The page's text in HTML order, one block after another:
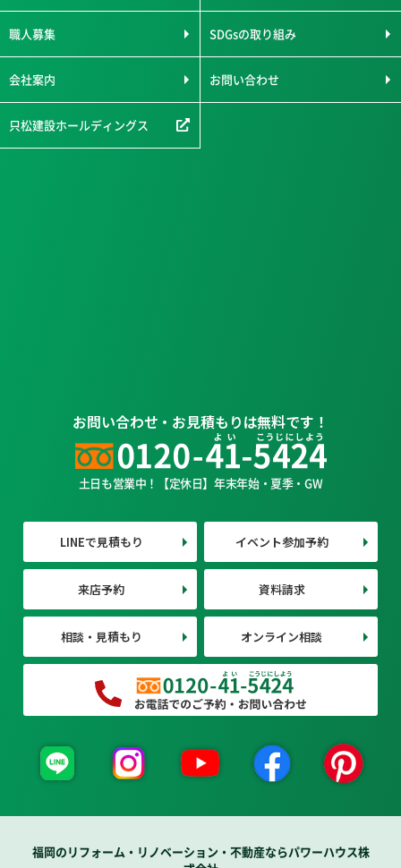
職人募集 SDGsの取り組み
会社案内 お問い合わせ
只松建設ホールディングス
お問い合わせ・お見積もりは無料です！
土日も営業中！【定休日】年末年始・夏季・GW
LINEで見積もり イベント参加予約
来店予約 資料請求
相談・見積もり オンライン相談
福岡のリフォーム・リノベーション・不動産ならパワーハウス株